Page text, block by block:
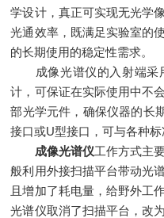
学设计，真正可实现无光学
光通效率，既满足实验室的
的长期使用的稳定性需求。
成像光谱仪的入射端采
计，可保证在实际使用中不
部光学元件，确保仪器的长
接口或U型接口，可与各种
成像光谱仪工作方式主
般利用外接扫描平台带动光
且增加了耗电量，给野外工
光谱仪取消了扫描平台，改